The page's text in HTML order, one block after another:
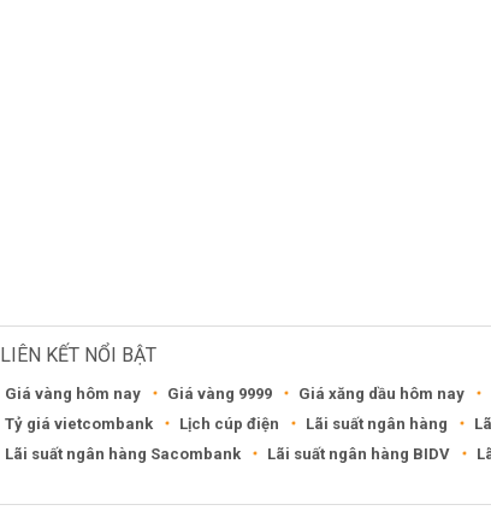
LIÊN KẾT NỔI BẬT
Giá vàng hôm nay Giá vàng 9999 Giá xăng dầu hôm nay
Tỷ giá vietcombank
Lịch cúp điện Lãi suất ngân hàng
Lãi suất ngân hàng Sacombank
Lãi suất ngân hàng BIDV